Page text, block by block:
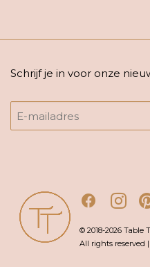
Schrijf je in voor onze
© 2018-2026 Table
All rights reserved